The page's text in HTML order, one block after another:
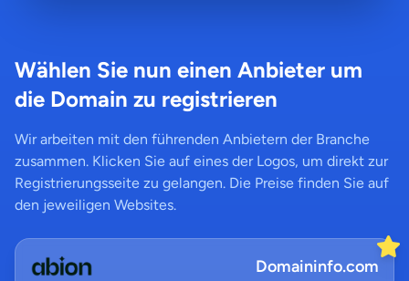
Wählen Sie nun einen Anbieter um
die Domain zu registrieren
Wir arbeiten mit den führenden Anbietern der Branche
zusammen. Klicken Sie auf eines der Logos, um direkt zur
Registrierungsseite zu gelangen. Die Preise finden Sie auf
den jeweiligen Websites.
Domaininfo.com